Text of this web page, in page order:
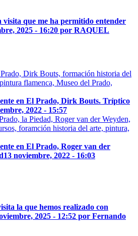
visita que me ha permitido entender
2025 - 16:20 por RAQUEL
en El Prado, Dirk Bouts. Tríptico
2022 - 15:57
en El Prado, Roger van der
13 noviembre, 2022 - 16:03
la que hemos realizado con
2025 - 12:52 por Fernando